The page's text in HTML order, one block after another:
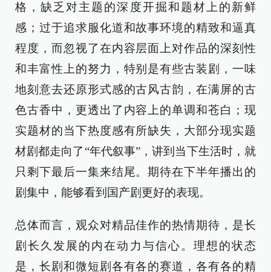
格，缺乏对主题的深度开掘和题材上的新鲜
感；过于追求服化道和故事环境的精致和逼真
程度，而忽视了在内容层面上对作品的深刻性
和丰富性上的努力，特别是有些古装剧，一味
地刻意去还原形式感的古风古韵，在满屏的古
色古香中，更透出了内容上的单调和苍白；现
实题材的当下热度感有所缺失，大部分现实题
材剧都走向了“年代叙事”，讲到当下生活时，就
只剩下最后一集来结尾。期待在下半年播出的
剧集中，能够看到国产剧更好的表现。
总体而言，观众对精品佳作的热情期待，是长
剧长久发展的内在动力与信心。理想的状态
是，长剧和微短剧各有各的赛道，各有各的精